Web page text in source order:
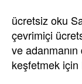
ücretsiz oku
çevrimiçi
ve
keşfetmek